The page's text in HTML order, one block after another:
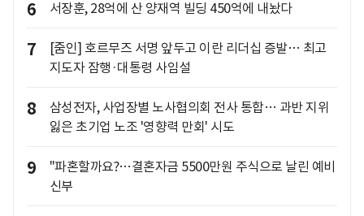
6 서장훈, 28억에 산 양재역 빌딩 450억에 내놨다
7
[줌인] 호르무즈 서명 앞두고 이란 리더십 증발… 최고
지도자 잠행·대통령 사임설
8
삼성전자, 사업장별 노사협의회 전사 통합… 과반 지위
잃은 초기업 노조 '영향력 만회' 시도
9
"파혼할까요?…결혼자금 5500만원 주식으로 날린 예비
신부